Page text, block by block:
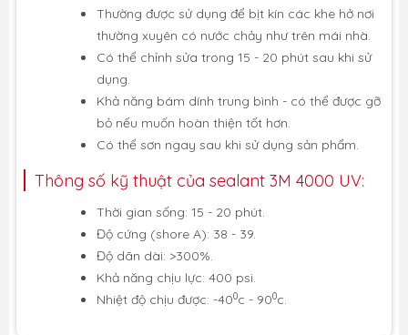
Thường được sử dụng để bịt kín các khe hở nơi
thường xuyên có nước chảy như trên mái nhà.
Có thể chỉnh sửa trong 15 - 20 phút sau khi sử
dụng.
Khả năng bám dính trung bình - có thể được gỡ
bỏ nếu muốn hoàn thiện tốt hơn.
Có thể sơn ngay sau khi sử dụng sản phẩm.
Thông số kỹ thuật của sealant 3M 4000 UV:
Thời gian sống: 15 - 20 phút.
Độ cứng (shore A): 38 - 39.
Độ dãn dài: >300%.
Khả năng chịu lực: 400 psi.
Nhiệt độ chịu được: -400c - 900c.